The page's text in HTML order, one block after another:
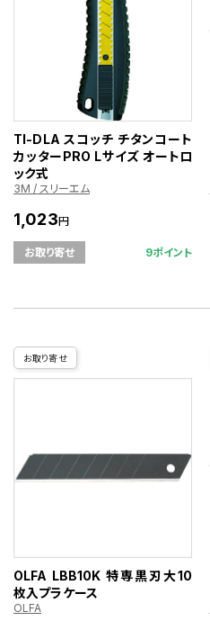
TI-DLA スコッチ チタンコート
カッターPRO Lサイズ オートロ
ック式
3M / スリーエム
1,023円
お取り寄せ 9ポイント
お取り寄せ
OLFA LBB10K 特専黒刃大10
枚入プラケース
OLFA